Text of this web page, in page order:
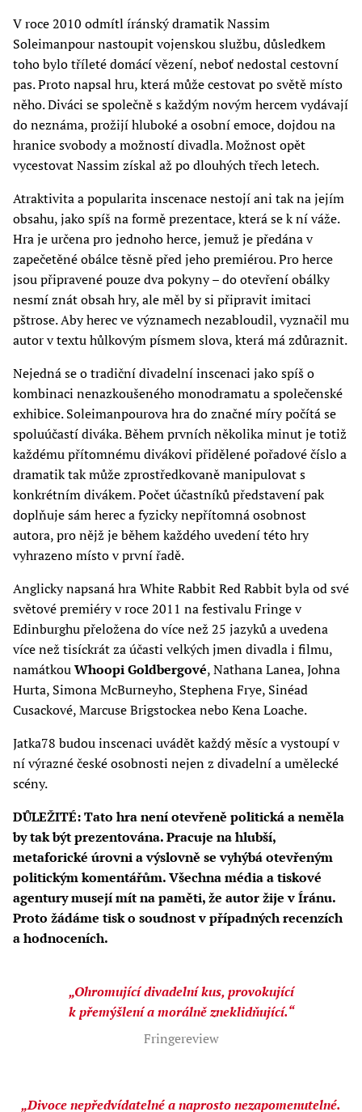
V roce 2010 odmítl íránský dramatik Nassim
Soleimanpour nastoupit vojenskou službu, důsledkem
toho bylo tříleté domácí vězení, neboť nedostal cestovní
pas. Proto napsal hru, která může cestovat po světě místo
něho. Diváci se společně s každým novým hercem vydávají
do neznáma, prožijí hluboké a osobní emoce, dojdou na
hranice svobody a možností divadla. Možnost opět
vycestovat Nassim získal až po dlouhých třech letech.
Atraktivita a popularita inscenace nestojí ani tak na jejím
obsahu, jako spíš na formě prezentace, která se k ní váže.
Hra je určena pro jednoho herce, jemuž je předána v
zapečetěné obálce těsně před jeho premiérou. Pro herce
jsou připravené pouze dva pokyny – do otevření obálky
nesmí znát obsah hry, ale měl by si připravit imitaci
pštrose. Aby herec ve významech nezabloudil, vyznačil mu
autor v textu hůlkovým písmem slova, která má zdůraznit.
Nejedná se o tradiční divadelní inscenaci jako spíš o
kombinaci nenazkoušeného monodramatu a společenské
exhibice. Soleimanpourova hra do značné míry počítá se
spoluúčastí diváka. Během prvních několika minut je totiž
každému přítomnému divákovi přidělené pořadové číslo a
dramatik tak může zprostředkovaně manipulovat s
konkrétním divákem. Počet účastníků představení pak
doplňuje sám herec a fyzicky nepřítomná osobnost
autora, pro nějž je během každého uvedení této hry
vyhrazeno místo v první řadě.
Anglicky napsaná hra White Rabbit Red Rabbit byla od své
světové premiéry v roce 2011 na festivalu Fringe v
Edinburghu přeložena do více než 25 jazyků a uvedena
více než tisíckrát za účasti velkých jmen divadla i filmu,
namátkouWhoopi Goldbergové, Nathana Lanea, Johna
Hurta, Simona McBurneyho, Stephena Frye, Sinéad
Cusackové, Marcuse Brigstockea nebo Kena Loache.
Jatka78 budou inscenaci uvádět každý měsíc a vystoupí v
ní výrazné české osobnosti nejen z divadelní a umělecké
scény.
DŮLEŽITÉ: Tato hra není otevřeně politická a neměla
by tak být prezentována. Pracuje na hlubší,
metaforické úrovni a výslovně se vyhýbá otevřeným
politickým komentářům. Všechna média a tiskové
agentury musejí mít na paměti, že autor žije v Íránu.
Proto žádáme tisk o soudnost v případných recenzích
a hodnoceních.
„Ohromující divadelní kus, provokující
k přemýšlení a morálně zneklidňující.“
Fringereview
„Divoce nepředvídatelné a naprosto nezapomenutelné.